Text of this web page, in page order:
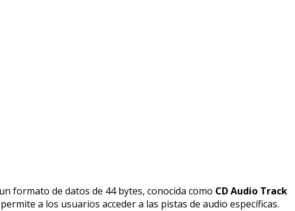
formato de datos de 44 bytes, conocida como CD Audio Track
a los usuarios acceder a las pistas de audio específicas.